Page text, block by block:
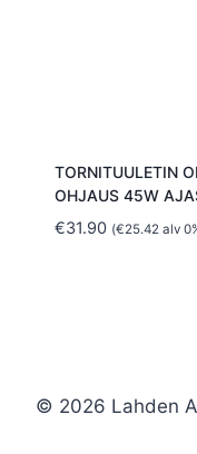
TORNITUULETIN
OHJAUS 45W
€31.90 (€25.42alv
© 2026 Lahden